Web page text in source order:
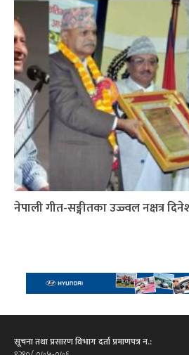
नेपाली गीत-सङ्गीतका उज्ज्वल नक्षत्र
सूचना तथा प्रसारण विभाग दर्ता प्रमाणपत्र न.: